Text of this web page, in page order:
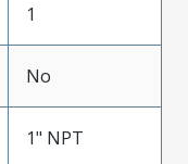
1
No
1" NPT